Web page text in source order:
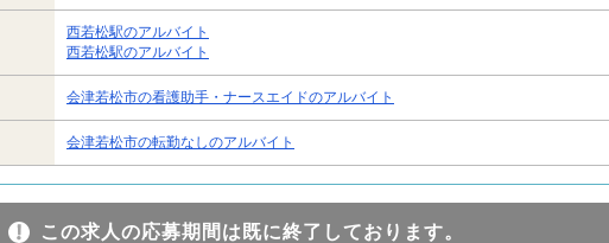
西若松駅のアルバイト
西若松駅のアルバイト
会津若松市の看護助手・ナースエイドのアルバイト
会津若松市の転勤なしのアルバイト
この求人の応募期間は既に終了しております。